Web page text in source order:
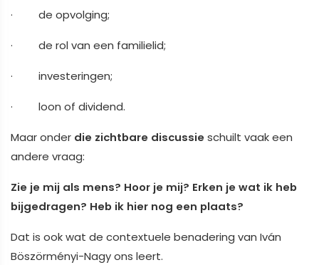
· de opvolging;
· de rol van een familielid;
· investeringen;
· loon of dividend.
Maar onder die zichtbare discussie schuilt vaak een
andere vraag:
Zie je mij als mens? Hoor je mij? Erken je wat ik heb
bijgedragen? Heb ik hier nog een plaats?
Dat is ook wat de contextuele benadering van Iván
Böszörményi-Nagy ons leert.